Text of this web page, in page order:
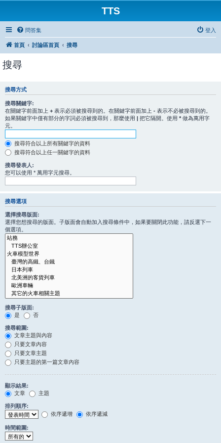
TTS
問答集 登入
首頁 討論區首頁 搜尋
搜尋
搜尋方式
搜尋關鍵字:
在關鍵字前面加上 + 表示必須被搜尋到的。在關鍵字前面加上 - 表示不必被搜尋到的。
如果關鍵字中僅有部分的字詞必須被搜尋到，那麼使用 | 把它隔開。使用 * 做為萬用字
元。
搜尋符合以上所有關鍵字的資料
搜尋符合以上任一關鍵字的資料
搜尋發表人:
您可以使用 * 萬用字元搜尋。
搜尋選項
選擇搜尋版面:
選擇您想搜尋的版面。子版面會自動加入搜尋條件中，如果要關閉此功能，請反選下一
個選項。
搜尋子版面:
是
否
搜尋範圍:
文章主題與內容
只要文章內容
只要文章主題
只要主題的第一篇文章內容
顯示結果:
文章
主題
排列順序:
依序遞增
依序遞減
時間範圍: